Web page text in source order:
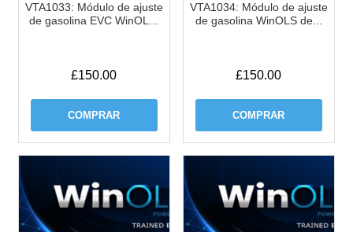
VTA1033: Módulo de ajuste
de gasolina EVC WinOL...
£150.00
COMPRAR
VTA1034: Módulo de ajuste
de gasolina WinOLS de...
£150.00
COMPRAR